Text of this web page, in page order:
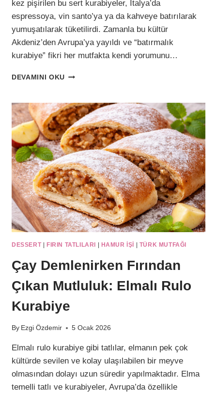
kez pişirilen bu sert kurabiyeler, İtalya’da
espressoya, vin santo’ya ya da kahveye batırılarak
yumuşatılarak tüketilirdi. Zamanla bu kültür
Akdeniz’den Avrupa’ya yayıldı ve “batırmalık
kurabiye” fikri her mutfakta kendi yorumunu…
DEVAMINI OKU BATIR,
OL:
SEVGILILER
GÜNÜ
KALP
KURABIYESI
DESSERT| FIRIN TATLILARI HAMUR IŞI TÜRK MUTFAĞI
Çay Demlenirken Fırından
Çıkan Mutluluk: Elmalı Rulo
Kurabiye
By Ezgi Özdemir 5 Ocak 2026
Elmalı rulo kurabiye gibi tatlılar, elmanın pek çok
kültürde sevilen ve kolay ulaşılabilen bir meyve
olmasından dolayı uzun süredir yapılmaktadır. Elma
temelli tatlı ve kurabiyeler, Avrupa’da özellikle